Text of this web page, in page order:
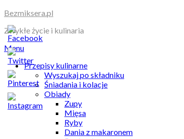
Skip
content
Bezmiksera.pl
Zwykłe życie i kulinaria
Menu
Przepisy kulinarne
Wyszukaj po składniku
Śniadania i kolacje
Obiady
Zupy
Mięsa
Ryby
Dania z makaronem